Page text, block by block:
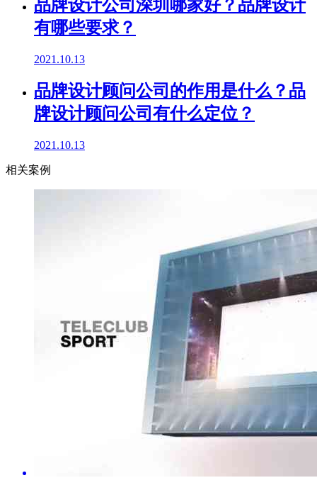
品牌设计公司深圳哪家好？品牌设计
有哪些要求？
2021.10.13
品牌设计顾问公司的作用是什么？品
牌设计顾问公司有什么定位？
2021.10.13
相关案例